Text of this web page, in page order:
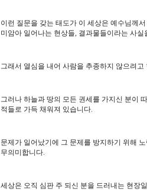
이런 질문을 갖는 태도가 이 세상은 예수님께
미암아 일어나는 현상들, 결과물들이라는 사실
그래서 열심을 내어 사람을 추종하지 않으려고
그러나 하늘과 땅의 모든 권세를 가지신 분이
적들로 가득 채워져 있습니다.
문제가 일어났기에 그 문제를 방지하기 위해
무의미합니다.
세상은 오직 심판 주 되신 분을 드러내는 현장